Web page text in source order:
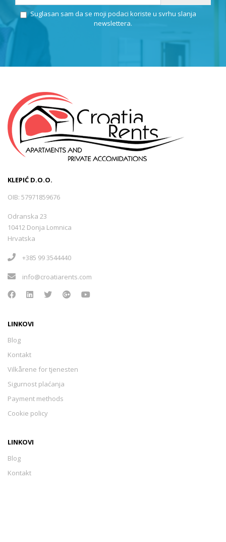
Suglasan sam da se moji podaci koriste u svrhu slanja
newslettera.
KLEPIĆ D.O.O.
OIB: 57971859676
Odranska 23
10412 Donja Lomnica
Hrvatska
+385 99 3544440
info@croatiarents.com
LINKOVI
Blog
Kontakt
Vilkårene for tjenesten
Sigurnost plaćanja
Payment methods
Cookie policy
LINKOVI
Blog
Kontakt